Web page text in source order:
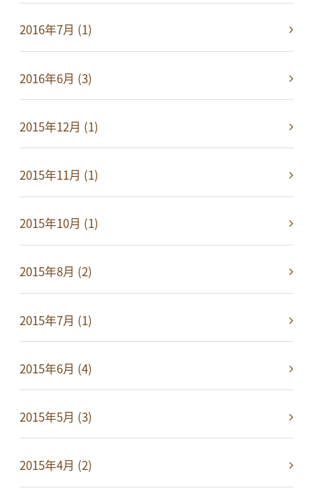
2016年7月 (1)
2016年6月 (3)
2015年12月 (1)
2015年11月 (1)
2015年10月 (1)
2015年8月 (2)
2015年7月 (1)
2015年6月 (4)
2015年5月 (3)
2015年4月 (2)